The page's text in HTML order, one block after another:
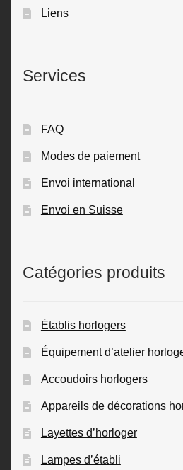
Liens
Services
FAQ
Modes de paiement
Envoi international
Envoi en Suisse
Catégories produits
Établis horlogers
Équipement d’atelier
Accoudoirs horlogers
Appareils de décorations
Layettes d’horloger
Lampes d’établi